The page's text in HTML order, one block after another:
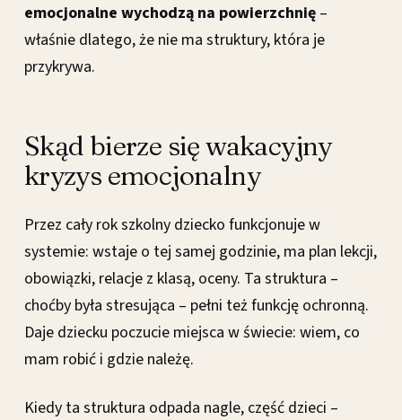
emocjonalne wychodzą na powierzchnię–
właśnie dlatego, że nie ma struktury, która je
przykrywa.
Skąd bierze się wakacyjny
kryzys emocjonalny
Przez cały rok szkolny dziecko funkcjonuje w
systemie: wstaje o tej samej godzinie, ma plan lekcji,
obowiązki, relacje z klasą, oceny. Ta struktura –
choćby była stresująca – pełni też funkcję ochronną.
Daje dziecku poczucie miejsca w świecie: wiem, co
mam robić i gdzie należę.
Kiedy ta struktura odpada nagle, część dzieci –